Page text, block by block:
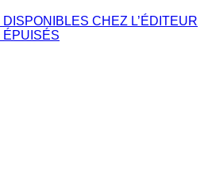
CHEZ L’ÉDITEUR
ÉPUISÉS